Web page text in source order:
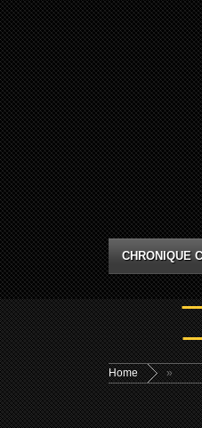
CHRONIQUE
Home »